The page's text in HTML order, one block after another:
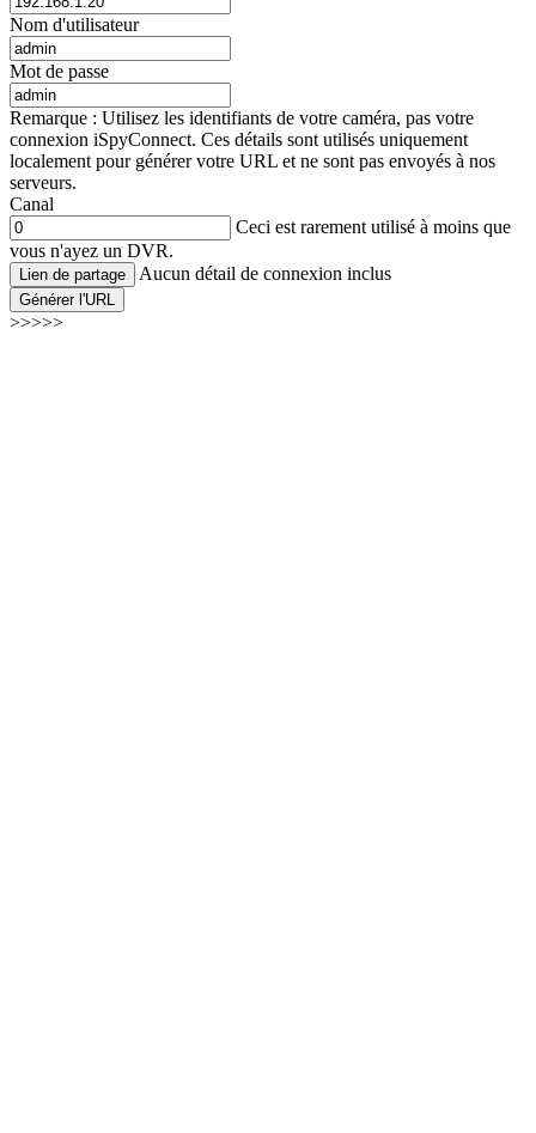
Nom d'utilisateur
Mot de passe
Remarque : Utilisez les identifiants de votre caméra, pas votre
connexion iSpyConnect. Ces détails sont utilisés uniquement
localement pour générer votre URL et ne sont pas envoyés à nos
serveurs.
Canal
Ceci est rarement utilisé à moins que
vous n'ayez un DVR.
Lien de partage Aucun détail de connexion inclus
Générer l'URL
>>>>>